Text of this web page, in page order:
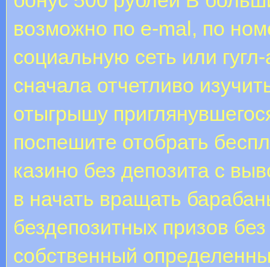
возможно по e-mal, по
социальную сеть или
сначала отчетливо
отыгрышу
поспешите отобрать
казино без депозита с
в начать вращать
бездепозитных призов
собственный